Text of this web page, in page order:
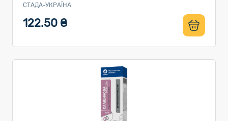
СТАДА-УКРАЇНА
122.50 ₴